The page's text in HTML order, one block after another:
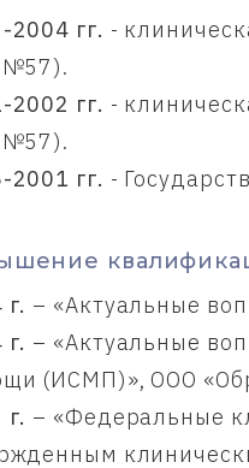
2004 гг. -
№57).
2002 гг. -
№57).
2001 гг. -
– «Aктуальные
– «Актуальные
(ИСМП)», ООО
– «Федеральные